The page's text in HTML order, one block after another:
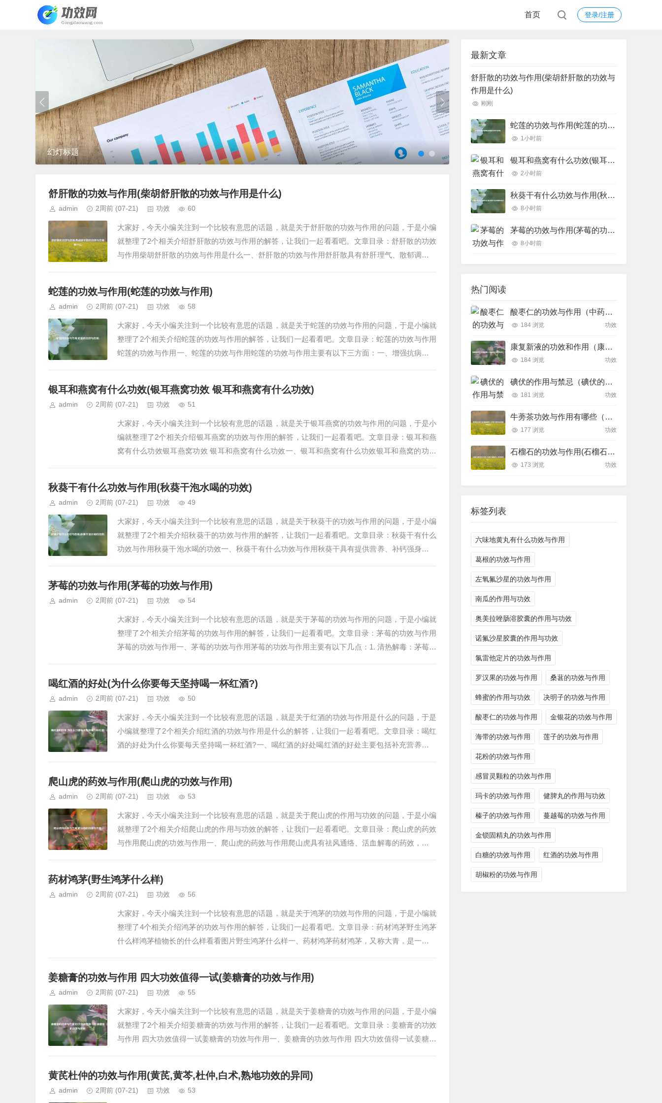
登录/注册
首页
幻灯标题
舒肝散的功效与作用(柴胡舒肝散的功效与作用是什么)
admin 2周前 (07-21) 功效 60
大家好，今天小编关注到一个比较有意思的话题，就是关于舒肝散的功效与作用的问题，于是小编
就整理了2个相关介绍舒肝散的功效与作用的解答，让我们一起看看吧。文章目录：舒肝散的功效
与作用柴胡舒肝散的功效与作用是什么一、舒肝散的功效与作用舒肝散具有舒肝理气、散郁调经的
蛇莲的功效与作用(蛇莲的功效与作用)
admin 2周前 (07-21) 功效 58
大家好，今天小编关注到一个比较有意思的话题，就是关于蛇莲的功效与作用的问题，于是小编就
整理了2个相关介绍蛇莲的功效与作用的解答，让我们一起看看吧。文章目录：蛇莲的功效与作用
蛇莲的功效与作用一、蛇莲的功效与作用蛇莲的功效与作用主要有以下三方面：一、增强抗病毒能
银耳和燕窝有什么功效(银耳燕窝功效 银耳和燕窝有什么功效)
admin 2周前 (07-21) 功效 51
大家好，今天小编关注到一个比较有意思的话题，就是关于银耳燕窝的功效与作用的问题，于是小
编就整理了2个相关介绍银耳燕窝的功效与作用的解答，让我们一起看看吧。文章目录：银耳和燕
窝有什么功效银耳燕窝功效 银耳和燕窝有什么功效一、银耳和燕窝有什么功效银耳和燕窝的功效
秋葵干有什么功效与作用(秋葵干泡水喝的功效)
admin 2周前 (07-21) 功效 49
大家好，今天小编关注到一个比较有意思的话题，就是关于秋葵干的功效与作用的问题，于是小编
就整理了2个相关介绍秋葵干的功效与作用的解答，让我们一起看看吧。文章目录：秋葵干有什么
功效与作用秋葵干泡水喝的功效一、秋葵干有什么功效与作用秋葵干具有提供营养、补钙强身、平
茅莓的功效与作用(茅莓的功效与作用)
admin 2周前 (07-21) 功效 54
大家好，今天小编关注到一个比较有意思的话题，就是关于茅莓的功效与作用的问题，于是小编就
整理了2个相关介绍茅莓的功效与作用的解答，让我们一起看看吧。文章目录：茅莓的功效与作用
茅莓的功效与作用一、茅莓的功效与作用茅莓的功效与作用主要有以下几点：1. 清热解毒：茅莓就
喝红酒的好处(为什么你要每天坚持喝一杯红酒?)
admin 2周前 (07-21) 功效 50
大家好，今天小编关注到一个比较有意思的话题，就是关于红酒的功效与作用是什么的问题，于是
小编就整理了2个相关介绍红酒的功效与作用是什么的解答，让我们一起看看吧。文章目录：喝红
酒的好处为什么你要每天坚持喝一杯红酒?一、喝红酒的好处喝红酒的好处主要包括补充营养、产
爬山虎的药效与作用(爬山虎的功效与作用)
admin 2周前 (07-21) 功效 53
大家好，今天小编关注到一个比较有意思的话题，就是关于爬山虎的作用与功效的问题，于是小编
就整理了2个相关介绍爬山虎的作用与功效的解答，让我们一起看看吧。文章目录：爬山虎的药效
与作用爬山虎的功效与作用一、爬山虎的药效与作用爬山虎具有祛风通络、活血解毒的药效，可治
药材鸿茅(野生鸿茅什么样)
admin 2周前 (07-21) 功效 56
大家好，今天小编关注到一个比较有意思的话题，就是关于鸿茅的功效与作用的问题，于是小编就
整理了4个相关介绍鸿茅的功效与作用的解答，让我们一起看看吧。文章目录：药材鸿茅野生鸿茅
什么样鸿茅植物长的什么样看看图片野生鸿茅什么样一、药材鸿茅药材鸿茅，又称大青，是一种常
姜糖膏的功效与作用 四大功效值得一试(姜糖膏的功效与作用)
admin 2周前 (07-21) 功效 55
大家好，今天小编关注到一个比较有意思的话题，就是关于姜糖膏的功效与作用的问题，于是小编
就整理了2个相关介绍姜糖膏的功效与作用的解答，让我们一起看看吧。文章目录：姜糖膏的功效
与作用 四大功效值得一试姜糖膏的功效与作用一、姜糖膏的功效与作用 四大功效值得一试姜糖膏
黄芪杜仲的功效与作用(黄芪,黄芩,杜仲,白术,熟地功效的异同)
admin 2周前 (07-21) 功效 53
最新文章
舒肝散的功效与作用(柴胡舒肝散的功效与
作用是什么)
刚刚
蛇莲的功效与作用(蛇莲的功效与作用)
1小时前
银耳和燕窝有什么功效(银耳燕窝功效 银耳和燕窝有什么功效)
2小时前
秋葵干有什么功效与作用(秋葵干泡水喝的功效)
8小时前
茅莓的功效与作用(茅莓的功效与作用)
8小时前
热门阅读
酸枣仁的功效与作用（中药酸枣仁的功效与作用）
184 浏览 功效
康复新液的功效和作用（康复新液治疗胃糜烂）
184 浏览 功效
碘伏的作用与禁忌（碘伏的功效与作用?）
181 浏览 功效
牛蒡茶功效与作用有哪些（多喝牛蒡茶有着哪些功效）
177 浏览 功效
石榴石的功效与作用(石榴石项链对人体有好处么？)
173 浏览 功效
标签列表
六味地黄丸有什么功效与作用
葛根的功效与作用
左氧氟沙星的功效与作用
南瓜的作用与功效
奥美拉唑肠溶胶囊的作用与功效
诺氟沙星胶囊的作用与功效
氯雷他定片的功效与作用
罗汉果的功效与作用 桑葚的功效与作用
蜂蜜的作用与功效 决明子的功效与作用
酸枣仁的功效与作用 金银花的功效与作用
海带的功效与作用 莲子的功效与作用
花粉的功效与作用
感冒灵颗粒的功效与作用
玛卡的功效与作用 健脾丸的作用与功效
榛子的功效与作用 蔓越莓的功效与作用
金锁固精丸的功效与作用
白糖的功效与作用 红酒的功效与作用
胡椒粉的功效与作用